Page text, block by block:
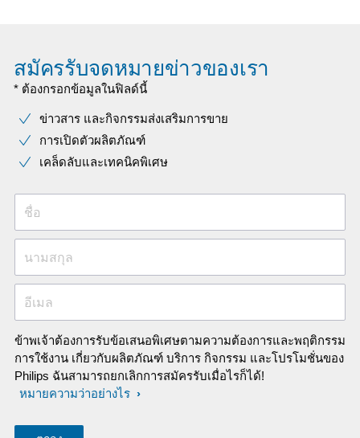
สมัครรับจดหมายข่าวของเรา
* ต้องกรอกข้อมูลในฟิลด์นี้
ข่าวสาร และกิจกรรมส่งเสริมการขาย
การเปิดตัวผลิตภัณฑ์
เคล็ดลับและเทคนิคพิเศษ
ชื่อ
นามสกุล
อีเมล
ข้าพเจ้าต้องการรับข้อเสนอพิเศษตามความต้องการและพฤติกรรม
การใช้งาน เกี่ยวกับผลิตภัณฑ์ บริการ กิจกรรม และโปรโมชั่นของ
Philips ฉันสามารถยกเลิกการสมัครรับเมื่อไรก็ได้!
หมายความว่าอย่างไร